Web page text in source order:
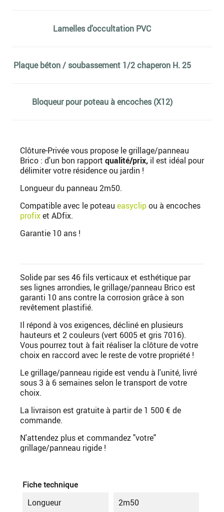
Lamelles d'occultation PVC
Plaque béton / soubassement 1/2 chaperon H. 25
Bloqueur pour poteau à encoches (X12)
Clôture-Privée vous propose le grillage/panneau
Brico : d'un bon rapport qualité/prix, il est idéal pour
délimiter votre résidence ou jardin !
Longueur du panneau 2m50.
Compatible avec le poteau easyclipou à encoches
profixet ADfix.
Garantie 10 ans !
Solide par ses 46 fils verticaux et esthétique par
ses lignes arrondies, le grillage/panneau Brico est
garanti 10 ans contre la corrosion grâce à son
revêtement plastifié.
Il répond à vos exigences, décliné en plusieurs
hauteurs et 2 couleurs (vert 6005 et gris 7016).
Vous pourrez tout à fait réaliser la clôture de votre
choix en raccord avec le reste de votre propriété !
Le grillage/panneau rigide est vendu à l'unité, livré
sous 3 à 6 semaines selon le transport de votre
choix.
La livraison est gratuite à partir de 1 500 € de
commande.
N'attendez plus et commandez "votre"
grillage/panneau rigide !
Fiche technique
Longueur 2m50